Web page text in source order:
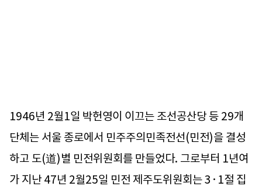
1946년 2월1일 박헌영이 이끄는 조선공산당 등 29개
단체는 서울 종로에서 민주주의민족전선(민전)을 결성
하고 도(道)별 민전위원회를 만들었다. 그로부터 1년여
가 지난 47년 2월25일 민전 제주도위원회는 3·1절 집